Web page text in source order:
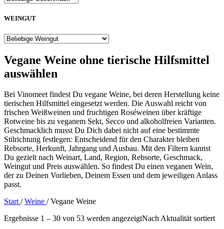
WEINGUT
Vegane Weine ohne tierische Hilfsmittel
auswählen
Bei Vinomeet findest Du vegane Weine, bei deren Herstellung keine
tierischen Hilfsmittel eingesetzt werden. Die Auswahl reicht von
frischen Weißweinen und fruchtigen Roséweinen über kräftige
Rotweine bis zu veganem Sekt, Secco und alkoholfreien Varianten.
Geschmacklich musst Du Dich dabei nicht auf eine bestimmte
Stilrichtung festlegen: Entscheidend für den Charakter bleiben
Rebsorte, Herkunft, Jahrgang und Ausbau. Mit den Filtern kannst
Du gezielt nach Weinart, Land, Region, Rebsorte, Geschmack,
Weingut und Preis auswählen. So findest Du einen veganen Wein,
der zu Deinen Vorlieben, Deinem Essen und dem jeweiligen Anlass
passt.
Start/ Weine / Vegane Weine
Ergebnisse 1 – 30 von 53 werden angezeigtNach Aktualität sortiert